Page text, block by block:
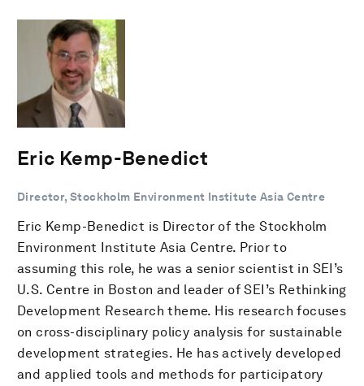
Eric Kemp-Benedict
Director, Stockholm Environment Institute Asia Centre
Eric Kemp-Benedict is Director of the Stockholm
Environment Institute Asia Centre. Prior to
assuming this role, he was a senior scientist in SEI’s
U.S. Centre in Boston and leader of SEI’s Rethinking
Development Research theme. His research focuses
on cross-disciplinary policy analysis for sustainable
development strategies. He has actively developed
and applied tools and methods for participatory